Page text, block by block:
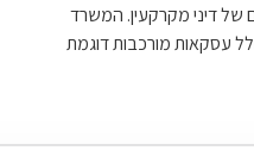
של דיני מקרקעין. המשרד
עסקאות מורכבות דוגמת